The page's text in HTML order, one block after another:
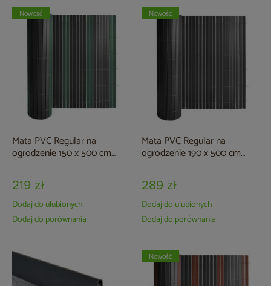
Mata PVC Regular na
ogrodzenie 150 x 500 cm
219 zł
Nowość
Dodaj do ulubionych
Dodaj do porównania
Mata PVC Regular na
ogrodzenie 190 x 500 cm
289 zł
Nowość
Dodaj do ulubionych
Dodaj do porównania
Nowość